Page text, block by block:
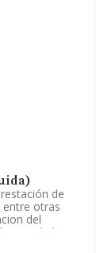
de
entre otras
del
chalets,
sociedad